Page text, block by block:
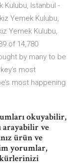
Kulubu, Istanbul -
Yemek Kulubu,
Yemek Kulubu,
of 14,780
by many to be
most
most happening
okuyabilir,
arayabilir ve
ürün ve
yorumlar,